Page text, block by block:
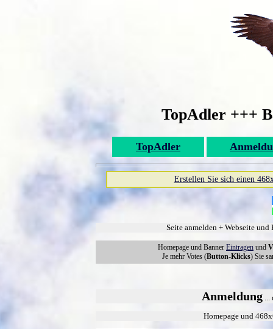
TopAdler +++
TopAdler
Erstellen Sie sich einen
Seite anmelden + Webseite
Homepage und Banner Eintragen und
Je mehr Votes (Button-Klicks) Sie
Anmeldung ...
Homepage und